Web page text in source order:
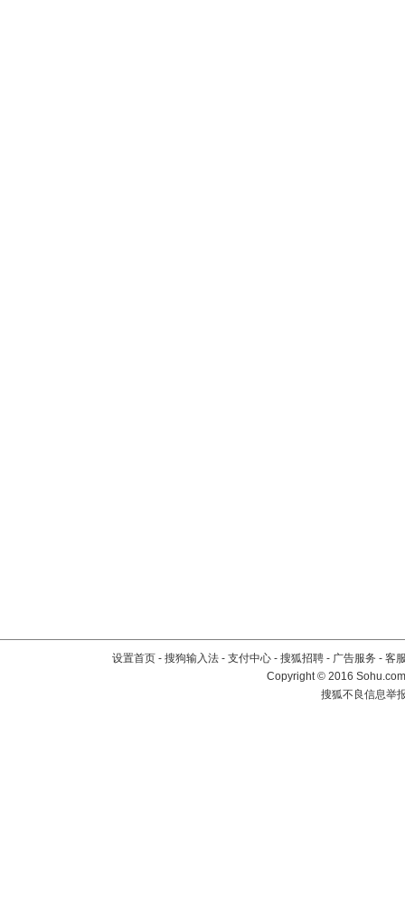
设置首页 - 搜狗输入法 - 支付中心 - 搜狐招聘 - 广告服务 - 客
Copyright©2016
搜狐不良信息举